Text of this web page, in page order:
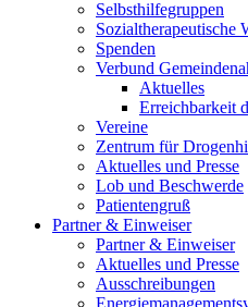
Selbsthilfegruppen
Sozialtherapeutische
Spenden
Verbund
Aktuelles
Erreichbarkeit
Vereine
Zentrum für
Aktuelles und Presse
Lob und Beschwerde
Patientengruß
Partner & Einweiser
Partner & Einweiser
Aktuelles und Presse
Ausschreibungen